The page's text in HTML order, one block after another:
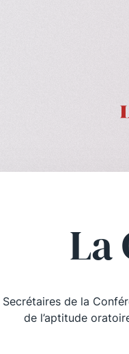
La
de la
de l’aptitude